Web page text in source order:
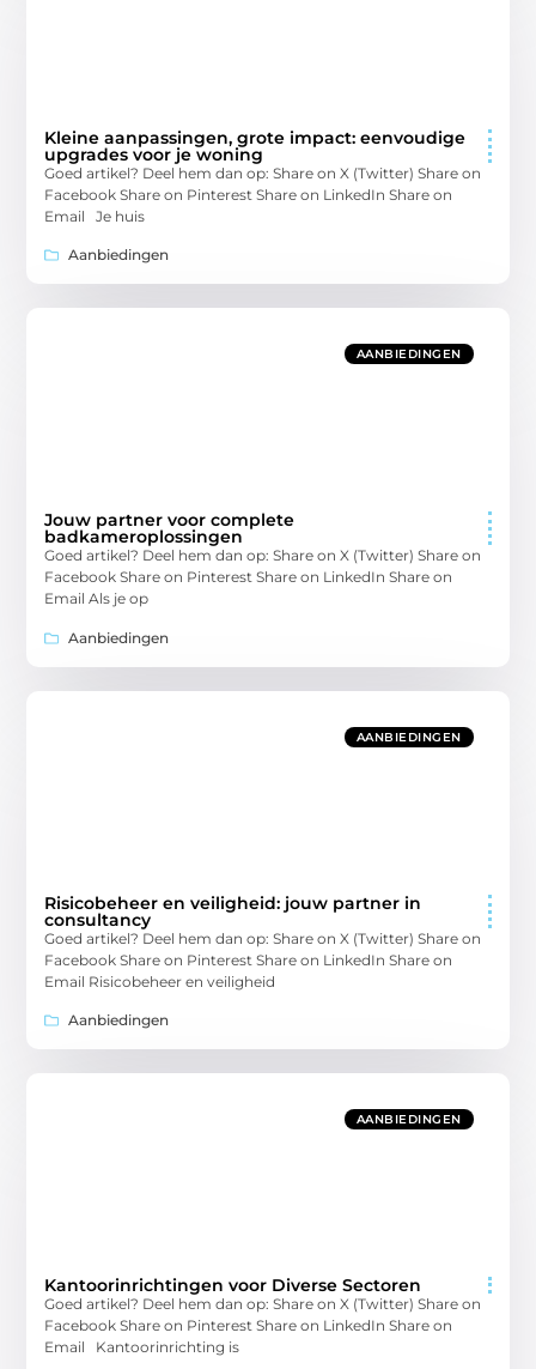
Kleine aanpassingen, grote impact: eenvoudige
upgrades voor je woning
Goed artikel? Deel hem dan op: Share on X (Twitter) Share on
Facebook Share on Pinterest Share on LinkedIn Share on
Email Je huis
Aanbiedingen
AANBIEDINGEN
Jouw partner voor complete
badkameroplossingen
Goed artikel? Deel hem dan op: Share on X (Twitter) Share on
Facebook Share on Pinterest Share on LinkedIn Share on
Email Als je op
Aanbiedingen
AANBIEDINGEN
Risicobeheer en veiligheid: jouw partner in
consultancy
Goed artikel? Deel hem dan op: Share on X (Twitter) Share on
Facebook Share on Pinterest Share on LinkedIn Share on
Email Risicobeheer en veiligheid
Aanbiedingen
AANBIEDINGEN
Kantoorinrichtingen voor Diverse Sectoren
Goed artikel? Deel hem dan op: Share on X (Twitter) Share on
Facebook Share on Pinterest Share on LinkedIn Share on
Email Kantoorinrichting is